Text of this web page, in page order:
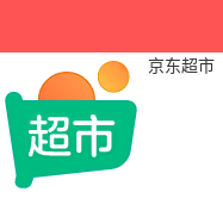
京东超市